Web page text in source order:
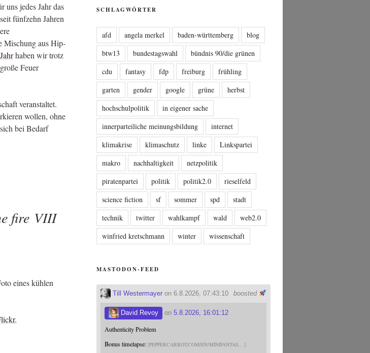
uns jedes Jahr das
fünf­zehn Jah­ren
Mischung aus Hip­
haben wir trotz
Feu­er
ver­an­stal­tet.
wol­len, ohne
bei Bedarf
fire VIII
eines küh­len
SCHLAGWÖRTER
afd angela merkel baden-württemberg
blog
btw13
bundestagswahl
bündnis 90/die grünen
cdu
fantasy fdp freiburg
frühling
garten
gender google grüne
herbst
hochschulpolitik
in eigener sache
innerparteiliche meinungsbildung
internet
klimakrise
klimaschutz linke
Linkspartei
makro
nachhaltigkeit
netzpolitik
piratenpartei
politik politik2.0
rieselfeld
science fiction
sf sommer spd
stadt
technik
twitter wahlkampf wald
web2.0
winfried kretschmann
winter wissenschaft
MASTODON-FEED
boosted
Till Westermayer on 6.8.2026, 07:43:10
David Revoy on5.8.2026, 16:01:12
Authenticity Problem
Bonus timelapse: PEPPERCARROT.COM/EN/MINIFANTAS